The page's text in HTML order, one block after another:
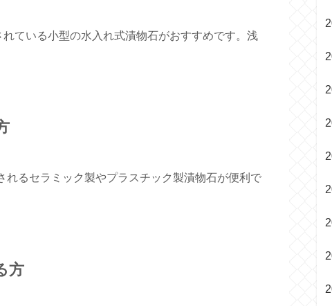
れている小型の水入れ式漬物石がおすすめです。浅
れるセラミック製やプラスチック製漬物石が便利で
方